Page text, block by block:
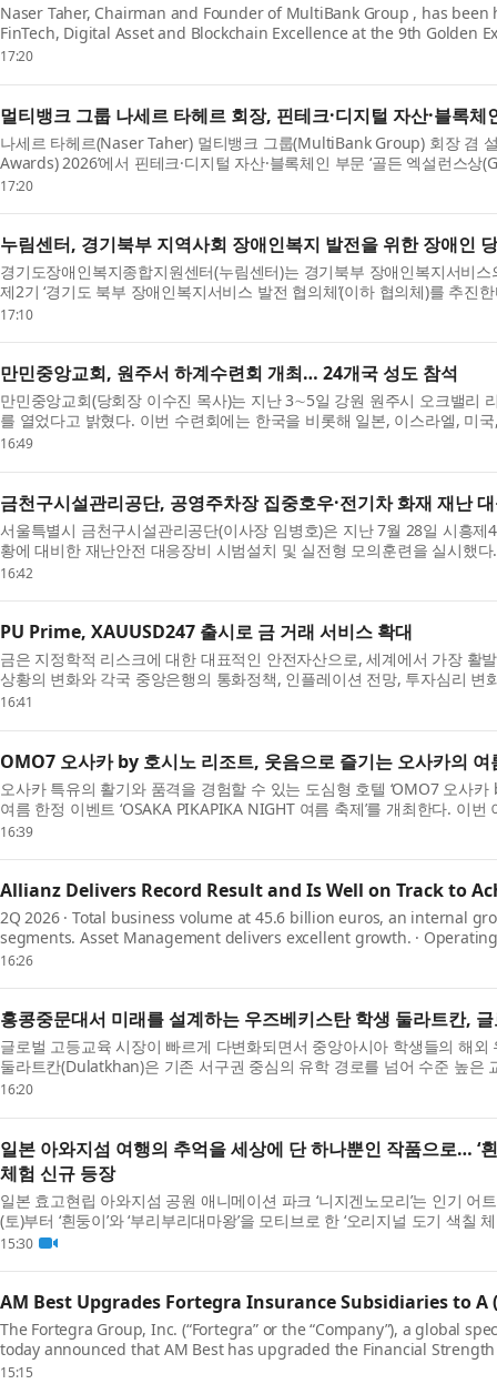
Naser Taher, Chairman and Founder of MultiBank Group , has
FinTech, Digital Asset and Blockchain Excellence at the 9th Golden
H.H. Sheikh Nahyan b...
17:20
멀티뱅크 그룹 나세르 타헤르 회장, 핀테크·디지털 자산·블록체
나세르 타헤르(Naser Taher) 멀티뱅크 그룹(MultiBank Group) 회장 겸
Awards) 2026’에서 핀테크·디지털 자산·블록체인 부문 ‘골든 엑설런스
and Blo...
17:20
누림센터, 경기북부 지역사회 장애인복지 발전을 위한 장애인
경기도장애인복지종합지원센터(누림센터)는 경기북부 장애인복지서비
제2기 ‘경기도 북부 장애인복지서비스 발전 협의체’(이하 협의체)를 추
하고...
17:10
만민중앙교회, 원주서 하계수련회 개최… 24개국 성도 참석
만민중앙교회(당회장 이수진 목사)는 지난 3∼5일 강원 원주시 오크밸리
를 열었다고 밝혔다. 이번 수련회에는 한국을 비롯해 일본, 이스라엘, 미
16:49
금천구시설관리공단, 공영주차장 집중호우·전기차 화재 재난
서울특별시 금천구시설관리공단(이사장 임병호)은 지난 7월 28일 시흥
황에 대비한 재난안전 대응장비 시범설치 및 실전형 모의훈련을 실시했
기차 ...
16:42
PU Prime, XAUUSD247 출시로 금 거래 서비스 확대
금은 지정학적 리스크에 대한 대표적인 안전자산으로, 세계에서 가장 활
상황의 변화와 각국 중앙은행의 통화정책, 인플레이션 전망, 투자심리
자...
16:41
OMO7 오사카 by 호시노 리조트, 웃음으로 즐기는 오사카의 여
오사카 특유의 활기와 품격을 경험할 수 있는 도심형 호텔 ‘OMO7 오사
여름 한정 이벤트 ‘OSAKA PIKAPIKA NIGHT 여름 축제’​를 개최한다. 이번
름 축...
16:39
Allianz Delivers Record Result and Is Well on Track to
2Q 2026 · Total business volume at 45.6 billion euros, an internal
segments. Asset Management delivers excellent growth. ·
billion e...
16:26
홍콩중문대서 미래를 설계하는 우즈베키스탄 학생 둘라트칸,
글로벌 고등교육 시장이 빠르게 다변화되면서 중앙아시아 학생들의 해
둘라트칸(Dulatkhan)은 기존 서구권 중심의 유학 경로를 넘어 수준 높은
Univ...
16:20
일본 아와지섬 여행의 추억을 세상에 단 하나뿐인 작품으로… ‘
체험 신규 등장
일본 효고현립 아와지섬 공원 애니메이션 파크 ‘니지겐노모리’는 인기 어
(토)부터 ‘흰둥이’와 ‘부리부리대마왕’을 모티브로 한 ‘오리지널 도기 색
15:30
AM Best Upgrades Fortegra Insurance Subsidiaries to A
The Fortegra Group, Inc. (“Fortegra” or the “Company”), a global
today announced that AM Best has upgraded the Financial
(Excellent) fro...
15:15